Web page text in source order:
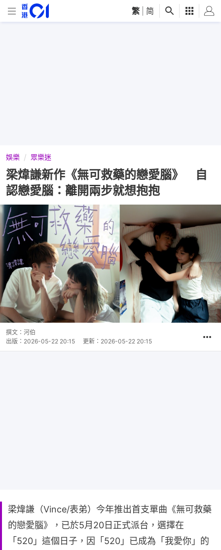
繁 简
娛樂 眾樂迷
梁煒謙新作《無可救藥的戀愛腦》 自
認戀愛腦：離開兩步就想抱抱
撰文： 河伯
出版： 2026-05-22 20:15 更新： 2026-05-22 20:15
梁煒謙（Vince/表弟）今年推出首支單曲《無可救藥
的戀愛腦》，已於5月20日正式派台，選擇在
「520」這個日子，因「520」已成為「我愛你」的